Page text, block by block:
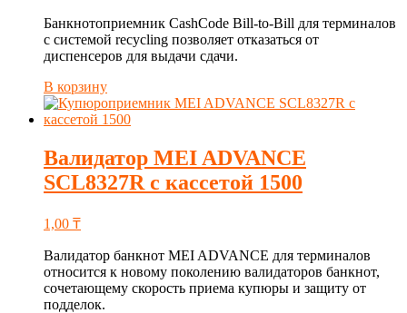
Банкнотоприемник CashCode Bill-to-Bill для терминалов
с системой recycling позволяет отказаться от
диспенсеров для выдачи сдачи.
В корзину
Валидатор MEI ADVANCE
SCL8327R с кассетой 1500
1,00 ₸
Валидатор банкнот MEI ADVANCE для терминалов
относится к новому поколению валидаторов банкнот,
сочетающему скорость приема купюры и защиту от
подделок.